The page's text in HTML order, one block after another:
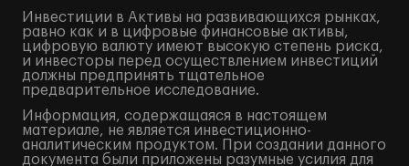
Инвестиции в Активы на развивающихся рынках,
равно как и в цифровые финансовые активы,
цифровую валюту имеют высокую степень риска,
и инвесторы перед осуществлением инвестиций
должны предпринять тщательное
предварительное исследование.
Информация, содержащаяся в настоящем
материале, не является инвестиционно-
аналитическим продуктом. При создании данного
документа были приложены разумные усилия для